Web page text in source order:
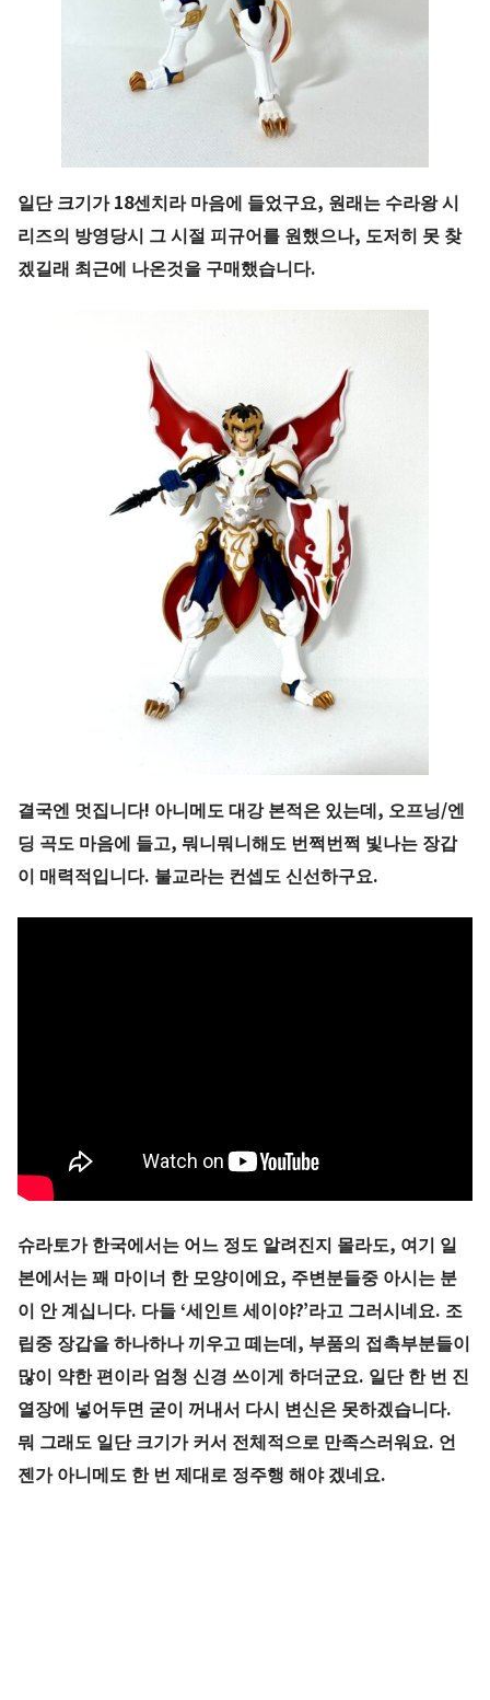
일단 크기가 18센치라 마음에 들었구요, 원래는 수라왕 시
리즈의 방영당시 그 시절 피규어를 원했으나, 도저히 못 찾
겠길래 최근에 나온것을 구매했습니다.
결국엔 멋집니다! 아니메도 대강 본적은 있는데, 오프닝/엔
딩 곡도 마음에 들고, 뭐니뭐니해도 번쩍번쩍 빛나는 장갑
이 매력적입니다. 불교라는 컨셉도 신선하구요.
슈라토가 한국에서는 어느 정도 알려진지 몰라도, 여기 일
본에서는 꽤 마이너 한 모양이에요, 주변분들중 아시는 분
이 안 계십니다. 다들 ‘세인트 세이야?’라고 그러시네요. 조
립중 장갑을 하나하나 끼우고 떼는데, 부품의 접촉부분들이
많이 약한 편이라 엄청 신경 쓰이게 하더군요. 일단 한 번 진
열장에 넣어두면 굳이 꺼내서 다시 변신은 못하겠습니다.
뭐 그래도 일단 크기가 커서 전체적으로 만족스러워요. 언
젠가 아니메도 한 번 제대로 정주행 해야 겠네요.